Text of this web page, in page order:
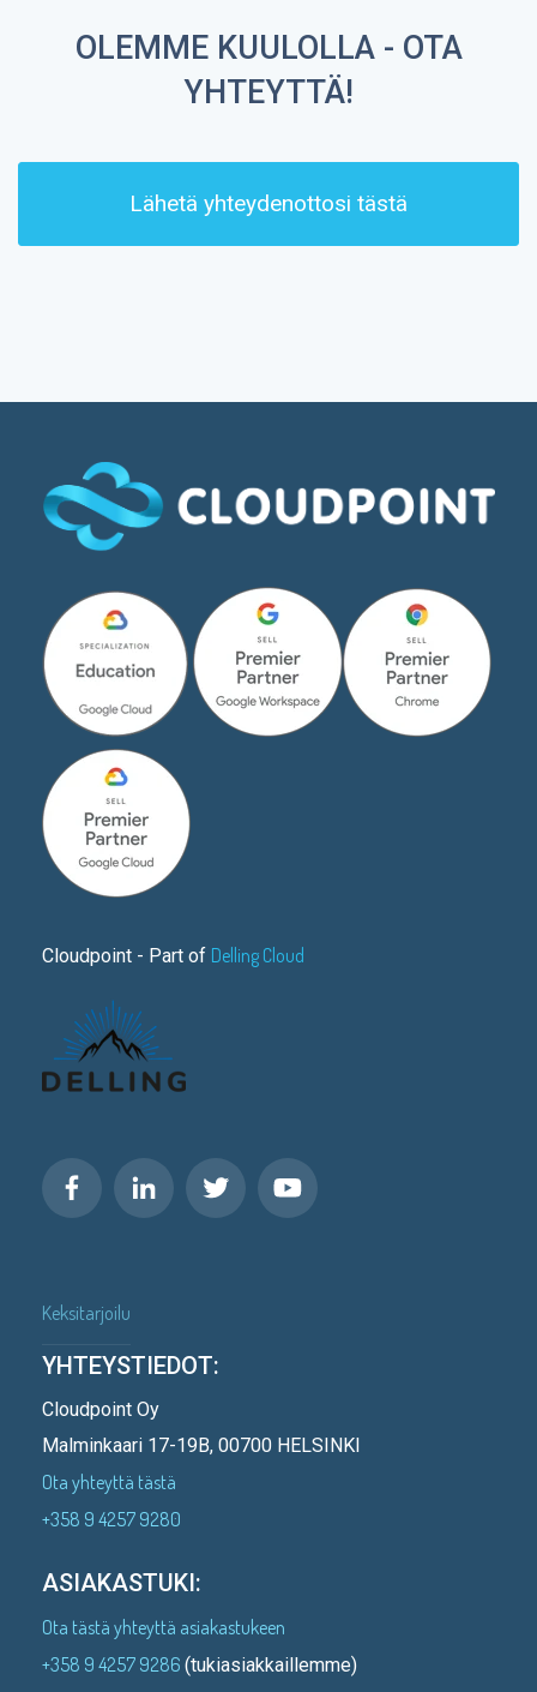
OLEMME KUULOLLA - OTA
YHTEYTTÄ!
Lähetä yhteydenottosi tästä
Cloudpoint - Part of Delling Cloud
Keksitarjoilu
YHTEYSTIEDOT:
Cloudpoint Oy
Malminkaari 17-19B, 00700 HELSINKI
Ota yhteyttä tästä
+358 9 4257 9280
ASIAKASTUKI:
Ota tästä yhteyttä asiakastukeen
+358 9 4257 9286 (tukiasiakkaillemme)